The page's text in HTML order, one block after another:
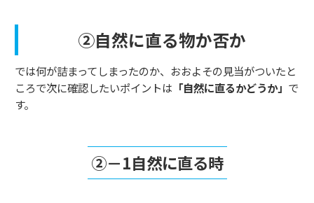
②自然に直る物か否か
では何が詰まってしまったのか、おおよその見当がついたと
ころで次に確認したいポイントは 「自然に直るかどうか」 で
す。
②－1自然に直る時